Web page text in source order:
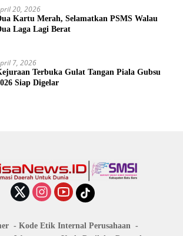
20, 2026
Kartu Merah, Selamatkan PSMS Walau
Laga Lagi Berat
7, 2026
Terbuka Gulat Tangan Piala Gubsu
Siap Digelar
Kode Etik Internal Perusahaan